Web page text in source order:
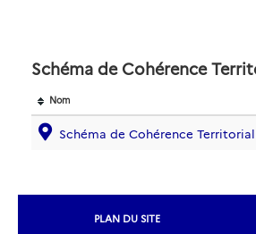
Schéma de Cohérence
Nom
Schéma de Cohérence Territorial
PLAN DU SITE